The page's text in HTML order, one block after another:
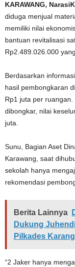
KARAWANG,
diduga menjual
memiliki nilai
bantuan revitalisasi
Rp2.489.026.000
Berdasarkan
hasil pembongkaran
Rp1 juta per
dibongkar, nilai
juta.
Sunu, Bagian Aset
Karawang, saat
sekolah hanya
rekomendasi
Berita Lainnya
Dukung
Pilkades
“2 Jaker hanya